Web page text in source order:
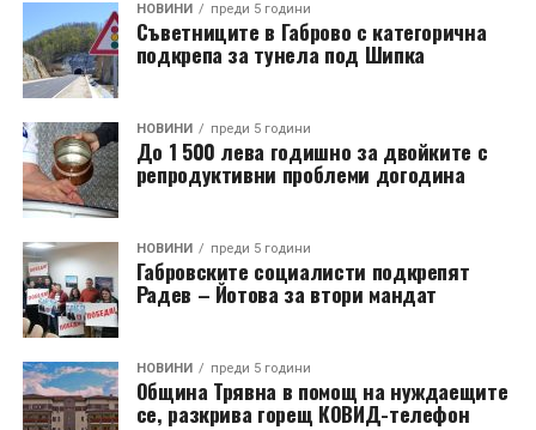
НОВИНИ преди 5 години
Съветниците в Габрово с категорична
подкрепа за тунела под Шипка
НОВИНИ преди 5 години
До 1 500 лева годишно за двойките с
репродуктивни проблеми догодина
НОВИНИ преди 5 години
Габровските социалисти подкрепят
Радев – Йотова за втори мандат
НОВИНИ преди 5 години
Община Трявна в помощ на нуждаещите
се, разкрива горещ КОВИД-телефон